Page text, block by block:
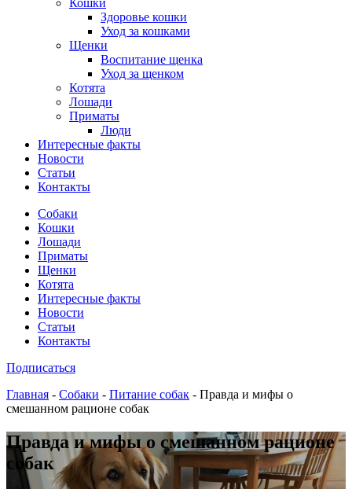
Кошки
Здоровье кошки
Уход за кошками
Щенки
Воспитание щенка
Уход за щенком
Котята
Лошади
Приматы
Люди
Интересные факты
Новости
Статьи
Контакты
Собаки
Кошки
Лошади
Приматы
Щенки
Котята
Интересные факты
Новости
Статьи
Контакты
Подписаться
Главная - Собаки - Питание собак - Правда и мифы о
смешанном рационе собак
Правда и мифы о смешанном рационе
собак